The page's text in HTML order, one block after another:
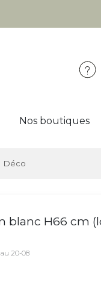
Nos boutiques
Déco
blanc H66 cm
20-08